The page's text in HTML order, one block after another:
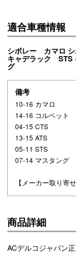
適合車種情報
シボレー カマロ
キャデラック
グ
備考
10-16 カマロ
14-16 コルベット
04-15 CTS
13-15 ATS
05-11 STS
07-14 マスタング
【メーカー取り寄せ
商品詳細
ACデルコジャパン